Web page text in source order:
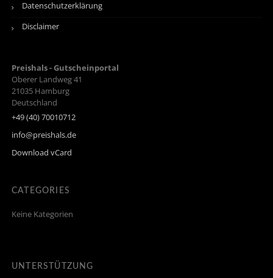
Datenschutzerklärung
Disclaimer
Preishals - Gutscheinportal
Oberer Landweg 41
21035 Hamburg
Deutschland
+49 (40) 70010712
info@preishals.de
Download vCard
CATEGORIES
Keine Kategorien
UNTERSTÜTZUNG